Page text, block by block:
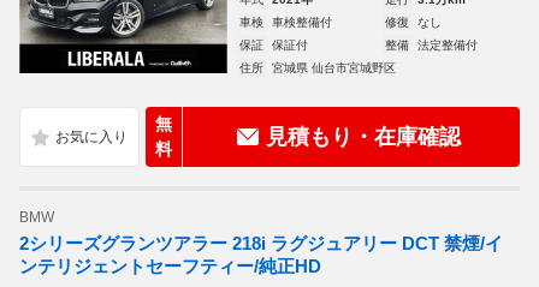
車検
車検整備付 修復
なし
保証
保証付 整備
法定整備付
住所
宮城県 仙台市宮城野区
無
料
見積もり・在庫確認
BMW
2シリーズグランツアラー 218i ラグジュアリー DCT 禁煙/イ
ンテリジェントセーフティー/純正HD